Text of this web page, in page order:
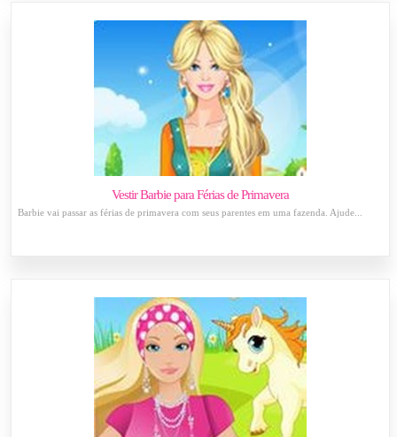
Vestir Barbie para Férias de Primavera
Barbie vai passar as férias de primavera com seus parentes em uma fazenda. Ajude...